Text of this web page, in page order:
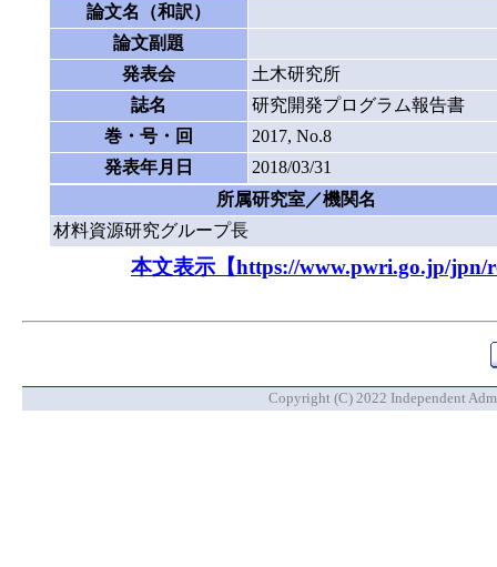
論文名（和訳）
論文副題
発表会
土木研究所
誌名
研究開発プログラム報告書
巻・号・回
2017, No.8
発表年月日
2018/03/31
所属研究室／機関名
材料資源研究グループ長
本文表示【https://www.pwri.go.jp/jpn/
Copyright (C) 2022 Independent